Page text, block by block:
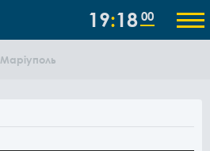
19 18 00
Маріуполь